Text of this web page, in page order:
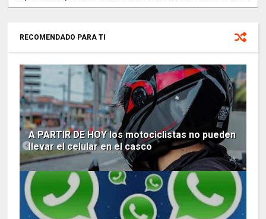
RECOMENDADO PARA TI
A PARTIR DE HOY los motociclistas no pueden
llevar el celular en el casco